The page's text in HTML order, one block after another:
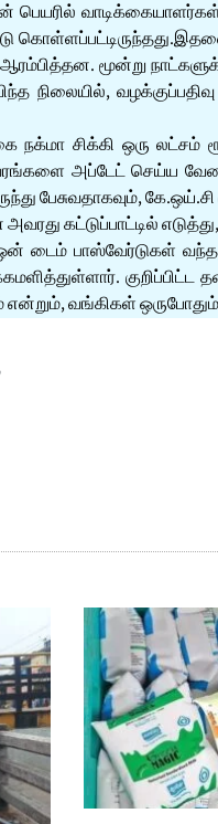
மூன்று
நிலையில்,
சிக்கி ஒரு லட்சம்
அப்டேட் செய்ய
பேசுவதாகவும்,
கட்டுப்பாட்டில்
ஒன் டைம் பாஸ்வேர்டுகள்
என்றும், வங்கிகள்